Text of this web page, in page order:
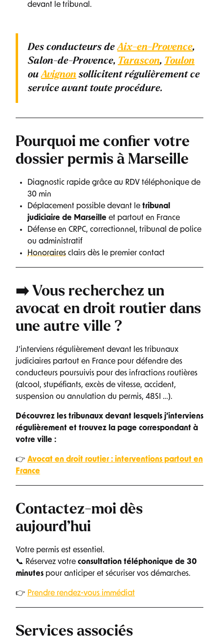
devant le tribunal.
Des conducteurs deAix-en-Provence,
Salon-de-Provence, Tarascon, Toulon
ouAvignon sollicitent régulièrement ce
service avant toute procédure.
Pourquoi me confier votre
dossier permis à Marseille
Diagnostic rapide grâce au RDV téléphonique de
30 min
Déplacement possible devant le tribunal
judiciaire de Marseille et partout en France
Défense en CRPC, correctionnel, tribunal de police
ou administratif
Honoraires clairs dès le premier contact
➡️ Vous recherchez un
avocat en droit routier dans
une autre ville ?
J’interviens régulièrement devant les tribunaux
judiciaires partout en France pour défendre des
conducteurs poursuivis pour des infractions routières
(alcool, stupéfiants, excès de vitesse, accident,
suspension ou annulation du permis, 48SI …).
Découvrez les tribunaux devant lesquels j’interviens
régulièrement et trouvez la page correspondant à
votre ville :
👉 Avocat en droit routier : interventions partout en
France
Contactez-moi dès
aujourd’hui
Votre permis est essentiel.
📞 Réservez votre consultation téléphonique de 30
minutes pour anticiper et sécuriser vos démarches.
👉 Prendre rendez-vous immédiat
Services associés